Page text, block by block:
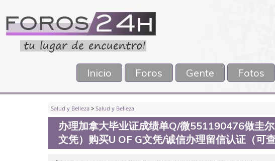
Inicio Foros Gente Fotos
Salud y Belleza > Salud y Belleza
办理加拿大毕业证成绩单Q/微551190476做圭
文凭）购买U OF G文凭/诚信办理留信认证（可